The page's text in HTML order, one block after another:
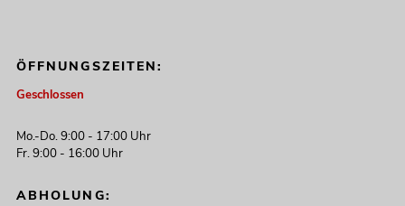
ÖFFNUNGSZEITEN:
Geschlossen
Mo.-Do. 9:00 - 17:00 Uhr
Fr. 9:00 - 16:00 Uhr
ABHOLUNG: